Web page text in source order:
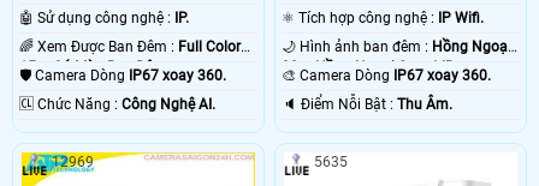
🤖️ Sử dụng công nghệ :
IP.
🌈 Xem Được Ban Đêm : Full Color
15m Có Màu Ban Ðêm.
🛡 Camera Dòng
IP67 xoay 360.
️🆑 Chức Năng : Công Nghệ AI.
⚛️ Tích hợp công nghệ :
IP Wifi.
🌙 Hình ảnh ban đêm : Hồng Ngoại
30m Hồng Ngoại Smart IR.
🎨 Camera Dòng
IP67 xoay 360.
️🔈 Điểm Nỗi Bật :Thu Âm.
12969 5635